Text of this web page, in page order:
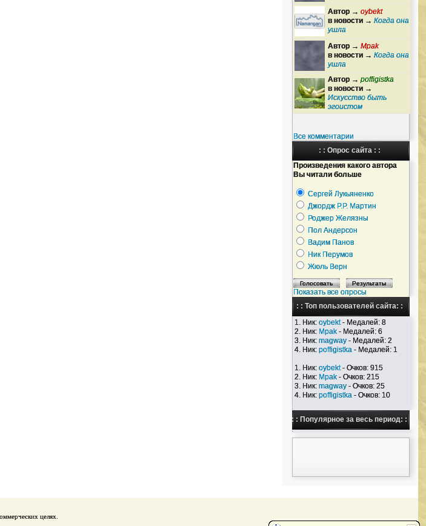
Автор → oybekt
в новости → Когда она
ушла
Автор → Mpak
в новости → Когда она
ушла
Автор → poffigistka
в новости →
Искусство быть
эгоистом
Все комментарии
: : Опрос сайта : :
Произведения какого автора
Вы читали больше
Сергей Лукьяненко
Джордж Р.Р. Мартин
Роджер Желязны
Пол Андерсон
Вадим Панов
Ник Перумов
Жюль Верн
Показать все опросы
: : Топ пользователей сайта: :
1. Ник: oybekt- Медалей: 8
2. Ник: Mpak- Медалей: 6
3. Ник: magway- Медалей: 2
4. Ник: poffigistka- Медалей: 1
1. Ник: oybekt- Очков: 915
2. Ник: Mpak- Очков: 215
3. Ник: magway- Очков: 25
4. Ник: poffigistka- Очков: 10
: : Популярное за весь период: :
целях.